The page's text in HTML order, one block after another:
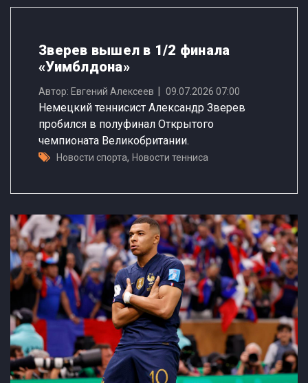
Зверев вышел в 1/2 финала
«Уимблдона»
Автор: Евгений Алексеев 09.07.2026 07:00
Немецкий теннисист Александр Зверев
пробился в полуфинал Открытого
чемпионата Великобритании.
Новости спорта, Новости тенниса